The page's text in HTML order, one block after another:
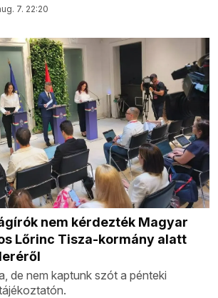
7. 22:20
nem kérdezték Magyar
Lőrinc Tisza-kormány alatt
de nem kaptunk szót a pénteki